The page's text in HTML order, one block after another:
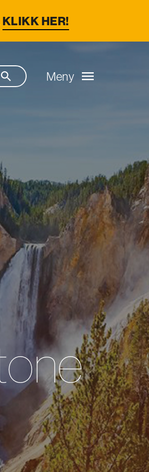
KLIKK HER!
Meny